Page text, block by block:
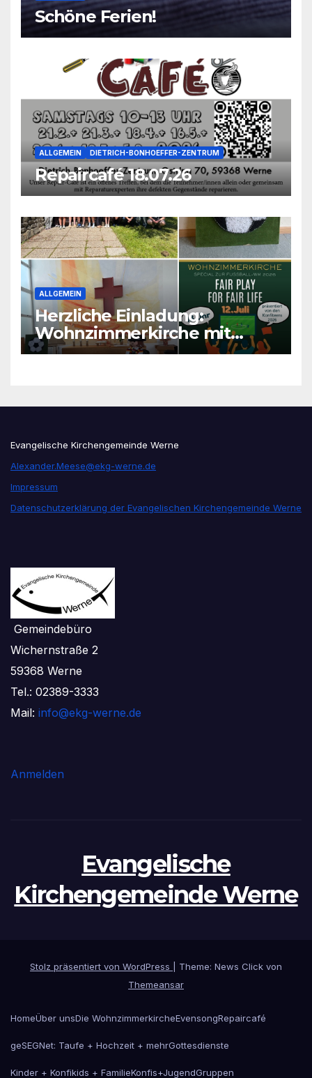
Schöne Ferien!
ALLGEMEIN DIETRICH-BONHOEFFER-ZENTRUM
Repaircafé 18.07.26
ALLGEMEIN
Herzliche Einladung:
Wohnzimmerkirche mit
unseren Konfis
Evangelische Kirchengemeinde Werne
Alexander.Meese@ekg-werne.de
Impressum
Datenschutzerklärung der Evangelischen Kirchengemeinde Werne
Gemeindebüro
Wichernstraße 2
59368 Werne
Tel.: 02389-3333
Mail: info@ekg-werne.de
Anmelden
Evangelische
Kirchengemeinde Werne
Stolz präsentiert von WordPress
Theme: News Click von
Themeansar
HomeÜber unsDie WohnzimmerkircheEvensongRepaircafé
geSEGNet: Taufe + Hochzeit + mehrGottesdienste
Kinder + Konfikids + FamilieKonfis+JugendGruppen